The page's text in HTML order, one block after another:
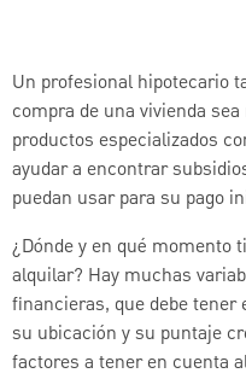
Un profesional hipotecario
compra de una vivienda
productos especializados
ayudar a encontrar
puedan usar para su pago
¿Dónde y en qué momento
alquilar? Hay muchas
financieras, que debe
su ubicación y su puntaje
factores a tener en cuenta